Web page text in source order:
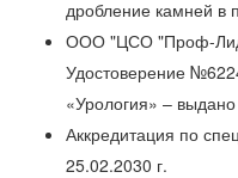
дробление камней в
ООО "ЦСО "Проф-
Удостоверение
«Урология» –
Аккредитация по
25.02.2030 г.